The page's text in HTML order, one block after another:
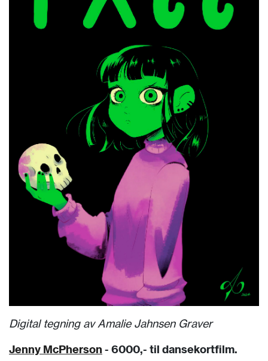
Digital tegning av Amalie Jahnsen Graver
Jenny McPherson - 6000,- til dansekortfilm.